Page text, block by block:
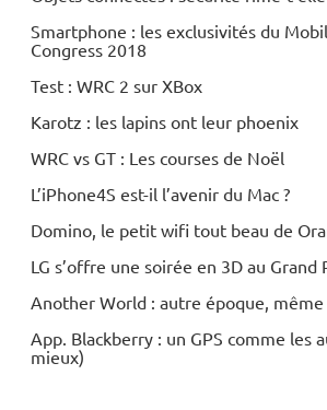
Smartphone : les exclusivités du
Congress 2018
Test : WRC 2 sur XBox
Karotz : les lapins ont leur phoenix
WRC vs GT : Les courses de Noël
L’iPhone4S est-il l’avenir du Mac ?
Domino, le petit wifi tout beau de
LG s’offre une soirée en 3D au Grand
Another World : autre époque,
App. Blackberry : un GPS comme les
mieux)